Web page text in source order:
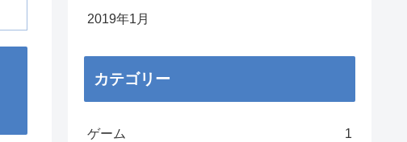
2019年1月
カテゴリー
ゲーム 1